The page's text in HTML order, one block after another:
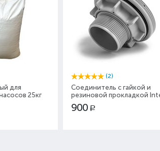
для
25кг
(2)
Соединитель с гайкой и
резиновой прокладкой
11236
900 Р